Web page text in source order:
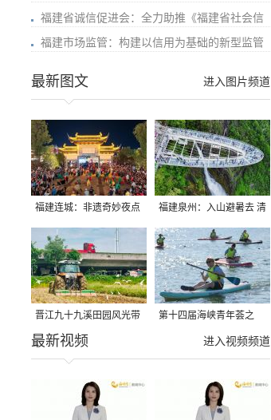
福建省诚信促进会：全力助推《福建省社会信
福建市场监管：构建以信用为基础的新型监管
进入图片频道
最新图文
福建连城：非遗奇妙夜点
亮夏夜
福建泉州：入山避暑去 清
凉好惬意
晋江九十九溪田园风光带
千亩早稻迎来成熟收割季
第十四届海峡青年荟之
2026榕台青年大学生水上
进入视频频道
最新视频